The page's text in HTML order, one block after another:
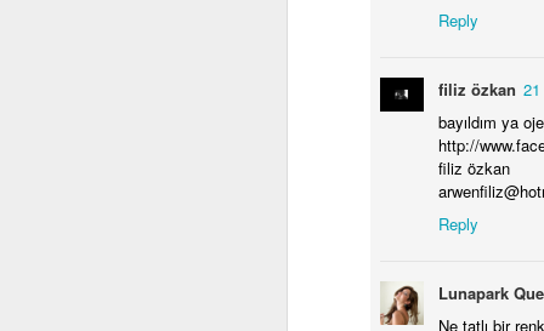
Reply
filiz özkan
bayıldım ya
http://
filiz özkan
Reply
Lunapark
Ne tatlı bir